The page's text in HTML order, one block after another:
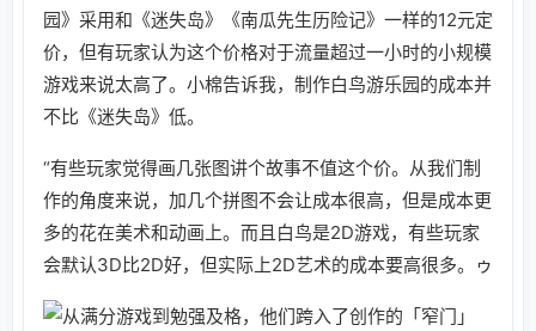
园》采用和《迷失岛》《南瓜先生历险记》一样的12元定
价，但有玩家认为这个价格对于流量超过一小时的小规模
游戏来说太高了。小棉告诉我，制作白鸟游乐园的成本并
不比《迷失岛》低。
“有些玩家觉得画几张图讲个故事不值这个价。从我们制
作的角度来说，加几个拼图不会让成本很高，但是成本更
多的花在美术和动画上。而且白鸟是2D游戏，有些玩家
会默认3D比2D好，但实际上2D艺术的成本要高很多。ゥ